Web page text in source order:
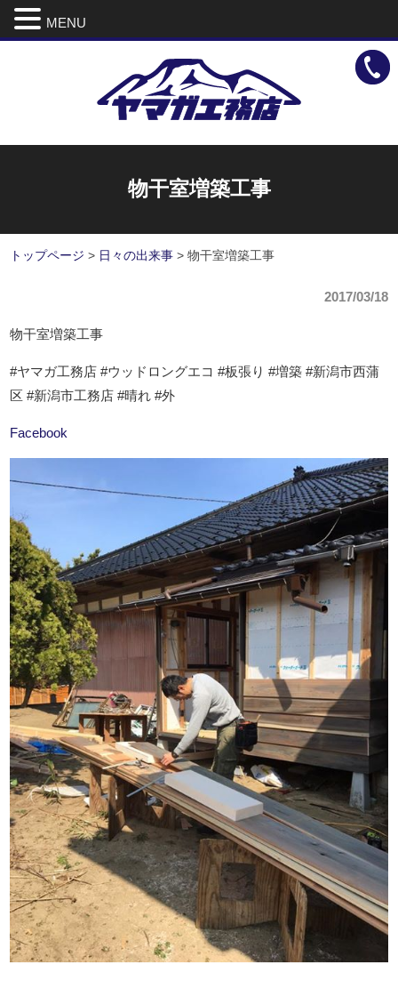
物干室増築工事
トップページ > 日々の出来事 >物干室増築工事
2017/03/18
物干室増築工事
#ヤマガ工務店 #ウッドロングエコ #板張り #増築 #新潟市西蒲
区 #新潟市工務店 #晴れ #外
Facebook
MENU